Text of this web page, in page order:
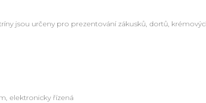
jsou určeny pro prezentování zákusků, dortů,
elektronicky řízená